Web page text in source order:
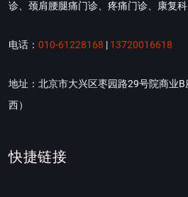
诊、颈肩腰腿痛门诊、疼痛门诊、康复
电话： 010-61228168 | 13720016618
地址：北京市大兴区枣园路29号院商业
西）
快捷链接